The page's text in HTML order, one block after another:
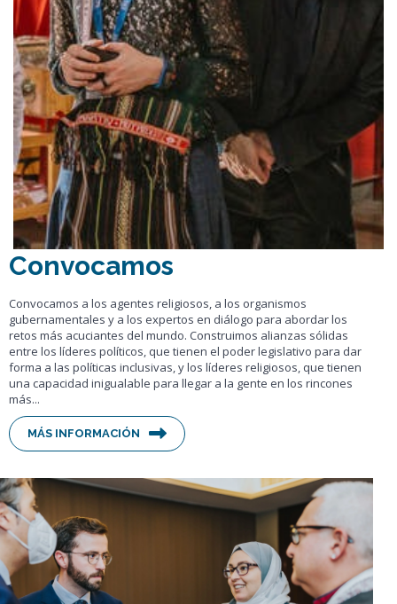
para los desafíos globales. Hemos formado a miles de líderes de
todo el mundo para que utilicen el diálogo con el fin de promover
el pluralismo religioso, defender los derechos humanos, dar voz
a los grupos vulnerables, contrarrestar la incitación al odio,
proteger los lugares sagrados, fomentar la educación y el
intercambio interconfesional y construir comunidades
cohesionadas e inclusivas. También hemos aprovechado el
poder de las plataformas locales, que cuentan con la confianza y
la experiencia necesarias para lograr un cambio sostenible. En el
KAICIID, utilizamos el diálogo como medio y como fin: desde la
concepción de la estrategia, hasta la forma en que fomentamos
la colaboración, pasando por la forma en que trabajamos con
nuestros socios para construir sociedades pacíficas y justas.
Convocamos
Convocamos a los agentes religiosos, a los organismos
gubernamentales y a los expertos en diálogo para abordar los
retos más acuciantes del mundo. Construimos alianzas sólidas
entre los líderes políticos, que tienen el poder legislativo para dar
forma a las políticas inclusivas, y los líderes religiosos, que tienen
una capacidad inigualable para llegar a la gente en los rincones
más...
MÁS INFORMACIÓN